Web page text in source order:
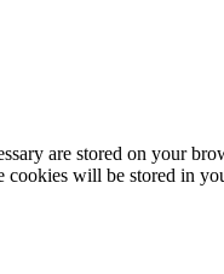
are stored on your
cookies will be stored in